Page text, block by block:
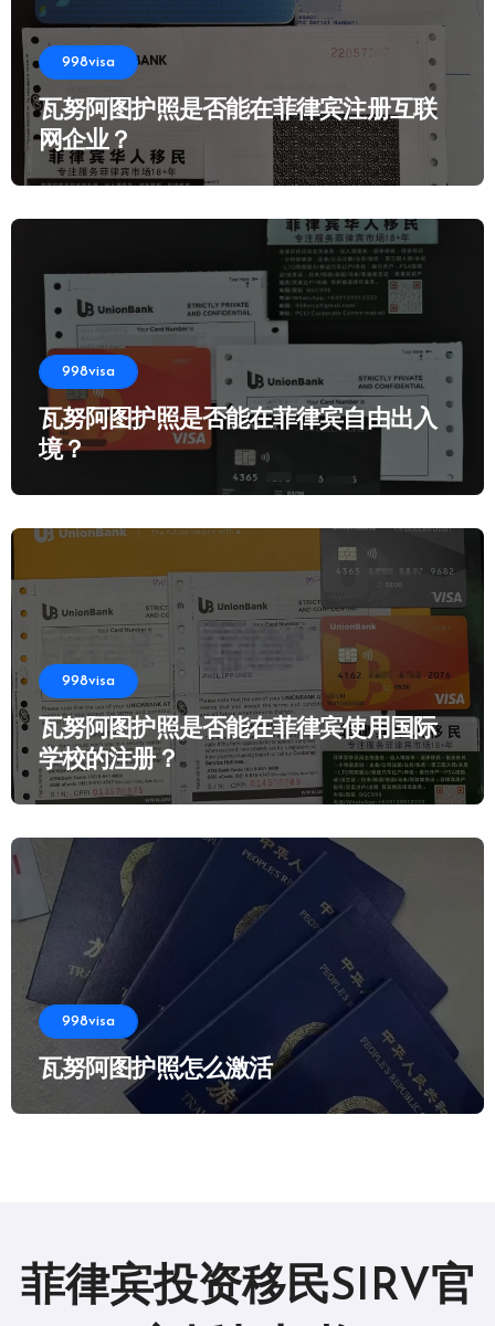
998visa
瓦努阿图护照是否能在菲律宾注册互联
网企业？
998visa
瓦努阿图护照是否能在菲律宾自由出入
境？
998visa
瓦努阿图护照是否能在菲律宾使用国际
学校的注册？
998visa
瓦努阿图护照怎么激活
菲律宾投资移民SIRV官